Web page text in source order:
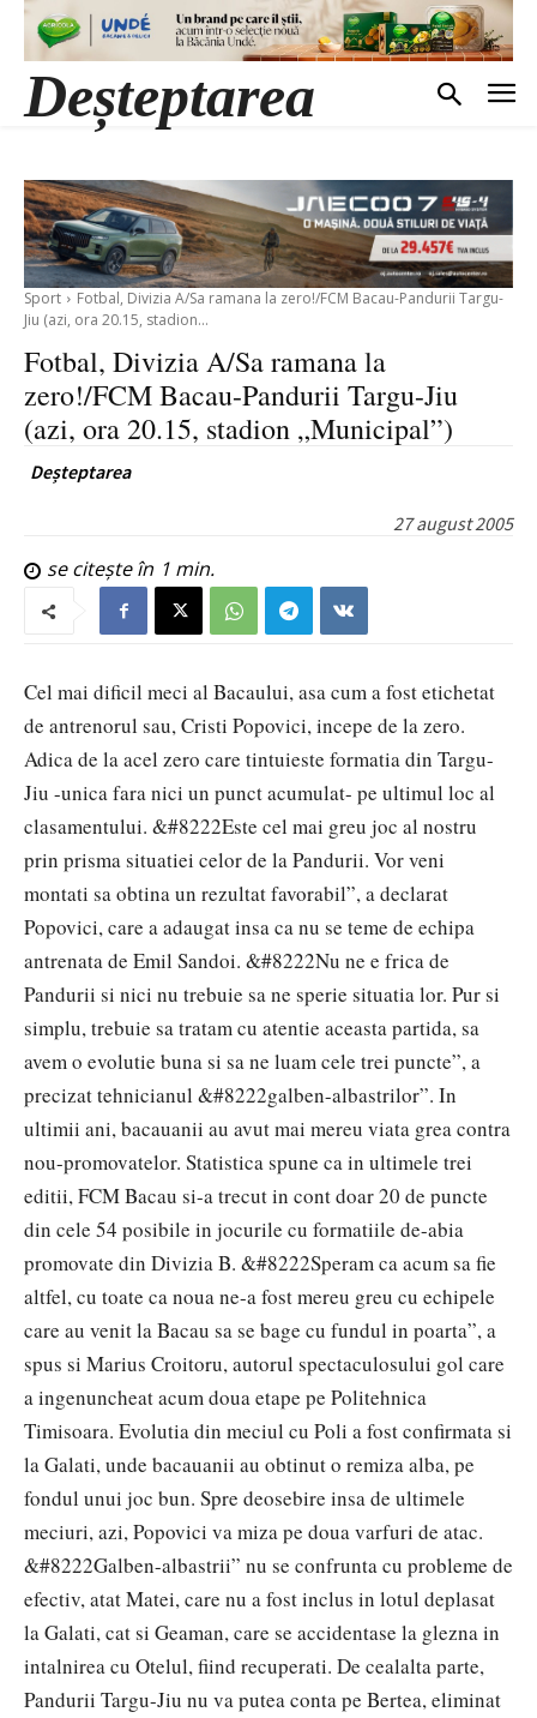
Deșteptarea
Sport
Fotbal, Divizia A/Sa ramana la zero!/FCM Bacau-Pandurii Targu-
Jiu (azi, ora 20.15, stadion...
Fotbal, Divizia A/Sa ramana la
zero!/FCM Bacau-Pandurii Targu-Jiu
(azi, ora 20.15, stadion „Municipal”)
Deșteptarea
27 august 2005
se citește în 1 min.
Cel mai dificil meci al Bacaului, asa cum a fost etichetat
de antrenorul sau, Cristi Popovici, incepe de la zero.
Adica de la acel zero care tintuieste formatia din Targu-
Jiu -unica fara nici un punct acumulat- pe ultimul loc al
clasamentului. &#8222Este cel mai greu joc al nostru
prin prisma situatiei celor de la Pandurii. Vor veni
montati sa obtina un rezultat favorabil”, a declarat
Popovici, care a adaugat insa ca nu se teme de echipa
antrenata de Emil Sandoi. &#8222Nu ne e frica de
Pandurii si nici nu trebuie sa ne sperie situatia lor. Pur si
simplu, trebuie sa tratam cu atentie aceasta partida, sa
avem o evolutie buna si sa ne luam cele trei puncte”, a
precizat tehnicianul &#8222galben-albastrilor”. In
ultimii ani, bacauanii au avut mai mereu viata grea contra
nou-promovatelor. Statistica spune ca in ultimele trei
editii, FCM Bacau si-a trecut in cont doar 20 de puncte
din cele 54 posibile in jocurile cu formatiile de-abia
promovate din Divizia B. &#8222Speram ca acum sa fie
altfel, cu toate ca noua ne-a fost mereu greu cu echipele
care au venit la Bacau sa se bage cu fundul in poarta”, a
spus si Marius Croitoru, autorul spectaculosului gol care
a ingenuncheat acum doua etape pe Politehnica
Timisoara. Evolutia din meciul cu Poli a fost confirmata si
la Galati, unde bacauanii au obtinut o remiza alba, pe
fondul unui joc bun. Spre deosebire insa de ultimele
meciuri, azi, Popovici va miza pe doua varfuri de atac.
&#8222Galben-albastrii” nu se confrunta cu probleme de
efectiv, atat Matei, care nu a fost inclus in lotul deplasat
la Galati, cat si Geaman, care se accidentase la glezna in
intalnirea cu Otelul, fiind recuperati. De cealalta parte,
Pandurii Targu-Jiu nu va putea conta pe Bertea, eliminat